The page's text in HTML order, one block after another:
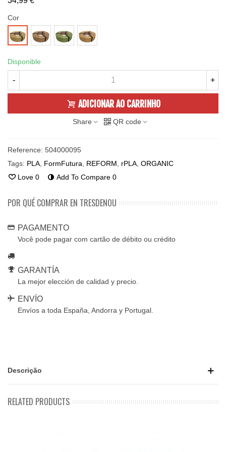
Cor
Blond
Beer
Dark
Ale
Hemp Linen
Disponible
- +
ADICIONAR AO CARRINHO
Share QR code
Reference: 504000095
Tags: PLA FormFutura REFORM rPLA ORGANIC
Love 0 Add To Compare 0
POR QUÉ COMPRAR EN TRESDENOU
PAGAMENTO
Você pode pagar com cartão de débito ou crédito
GARANTÍA
La mejor elección de calidad y precio.
ENVÍO
Envíos a toda España, Andorra y Portugal.
Descrição
RELATED PRODUCTS